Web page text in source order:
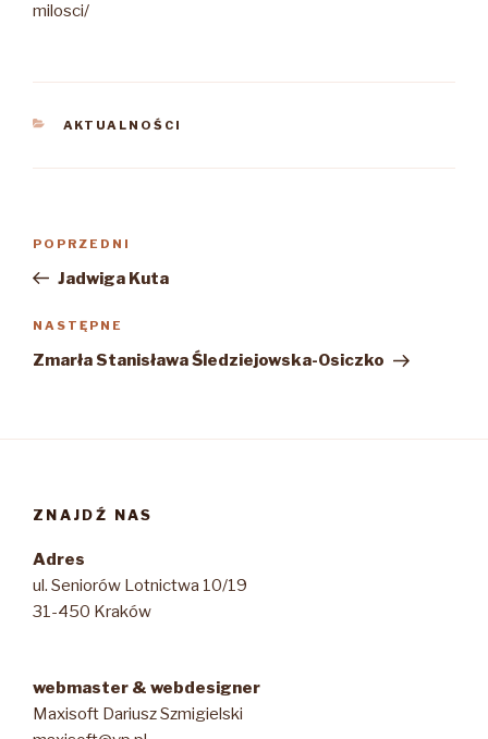
milosci/
KATEGORIE
AKTUALNOŚCI
Poprzedni
wpis
POPRZEDNI
Jadwiga Kuta
Następny
wpis
NASTĘPNE
Zmarła Stanisława Śledziejowska-Osiczko
ZNAJDŹ NAS
Adres
ul. Seniorów Lotnictwa 10/19
31-450 Kraków
webmaster & webdesigner
Maxisoft Dariusz Szmigielski